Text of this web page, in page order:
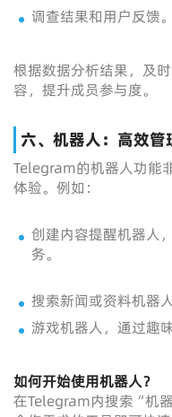
调查结果和用户反馈。
根据数据分析结果，及
容，提升成员参与度。
六、机器人：高效
Telegram的机器人功能
体验。例如：
创建内容提醒机器人
务。
搜索新闻或资料机器
游戏机器人，通过趣
如何开始使用机器人？
在Telegram内搜索“机